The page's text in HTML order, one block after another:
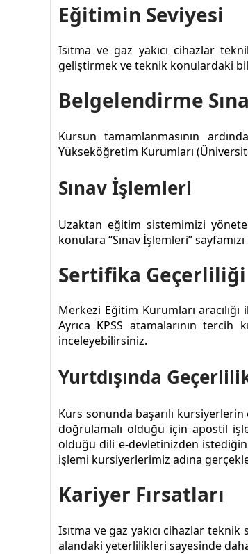
Eğitimin Seviyesi
Isıtma ve gaz yakıcı cihazlar
geliştirmek ve teknik konulardaki
Belgelendirme
Kursun tamamlanmasının
Yükseköğretim Kurumları
Sınav İşlemleri
Uzaktan eğitim sistemimizi
konulara “Sınav İşlemleri”
Sertifika Geçerliliği
Merkezi Eğitim Kurumları
Ayrıca KPSS atamalarının
inceleyebilirsiniz.
Yurtdışında
Kurs sonunda başarılı
doğrulamalı olduğu için apostil
olduğu dili e-devletinizden
işlemi kursiyerlerimiz adına
Kariyer Fırsatları
Isıtma ve gaz yakıcı cihazlar
alandaki yeterlilikleri sayesinde